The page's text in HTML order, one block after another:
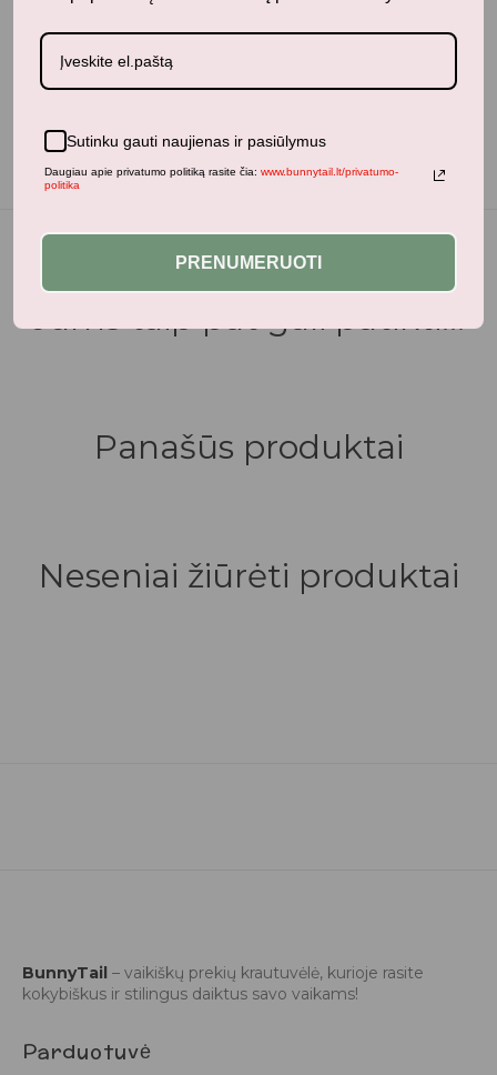
Jums taip pat gali patikti...
Panašūs produktai
Neseniai žiūrėti produktai
BunnyTail – vaikiškų prekių krautuvėlė, kurioje rasite
kokybiškus ir stilingus daiktus savo vaikams!
Parduotuvė
Sutinku gauti naujienas ir pasiūlymus
Daugiau apie privatumo politiką rasite čia: www.bunnytail.lt/privatumo-
politika
PRENUMERUOTI